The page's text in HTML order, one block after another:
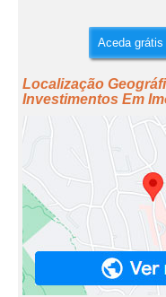
Aceda
Localização
Investimentos Em